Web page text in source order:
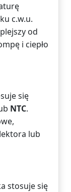
c.w.u.
od
i ciepło
się
NTC.
lub
stosuje się